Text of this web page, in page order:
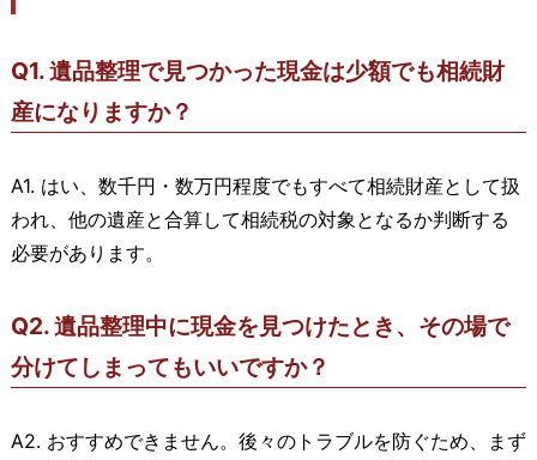
Q1. 遺品整理で見つかった現金は少額でも相続財
産になりますか？
A1. はい、数千円・数万円程度でもすべて相続財産として扱
われ、他の遺産と合算して相続税の対象となるか判断する
必要があります。
Q2. 遺品整理中に現金を見つけたとき、その場で
分けてしまってもいいですか？
A2. おすすめできません。後々のトラブルを防ぐため、まず